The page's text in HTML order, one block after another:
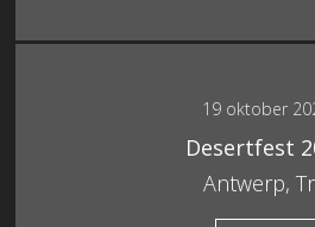
19 oktober
Desertfest
Antwerp,